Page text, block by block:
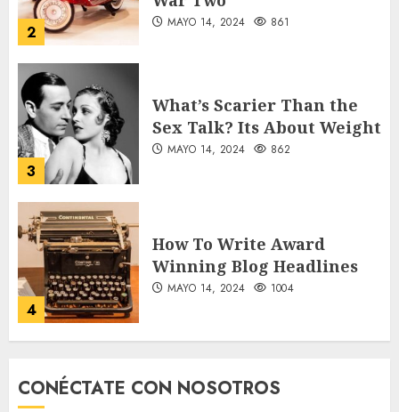
2
MAYO 14, 2024 861
3
What’s Scarier Than the
Sex Talk? Its About Weight
MAYO 14, 2024 862
4
How To Write Award
Winning Blog Headlines
MAYO 14, 2024 1004
How Many of These Italian
CONÉCTATE CON NOSOTROS